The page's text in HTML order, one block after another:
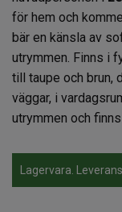
för hem och
bär en känsla av
utrymmen. Finns i
till taupe och brun,
väggar, i
utrymmen och
Lagervara.